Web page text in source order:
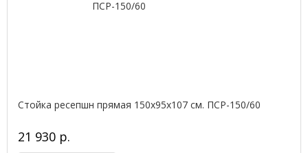
Стойка ресепшн прямая 150х95х107 см. ПСР-150/60
21 930 р.